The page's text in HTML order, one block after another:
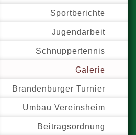
Sportberichte
Jugendarbeit
Schnuppertennis
Galerie
Brandenburger Turnier
Umbau Vereinsheim
Beitragsordnung